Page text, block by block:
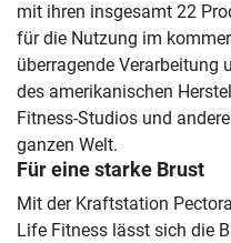
mit ihren insgesamt 22
für die Nutzung im
überragende Verarbeitung
des amerikanischen
Fitness-Studios und
ganzen Welt.
Für eine starke Brust
Mit der Kraftstation
Life Fitness lässt sich die